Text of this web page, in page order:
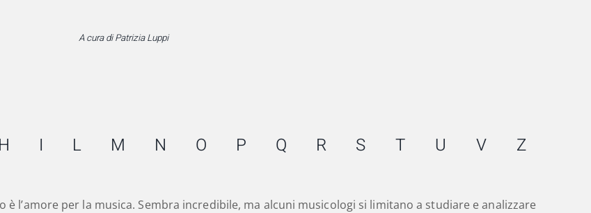
A cura di Patrizia Luppi
H I L M N O P Q R S T U V Z
l’amore per la musica. Sembra incredibile, ma alcuni musicologi si limitano a studiare e analizzare